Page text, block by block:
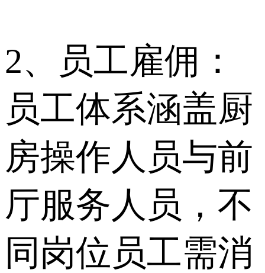
2、员工雇佣：
员工体系涵盖厨
房操作人员与前
厅服务人员，不
同岗位员工需消